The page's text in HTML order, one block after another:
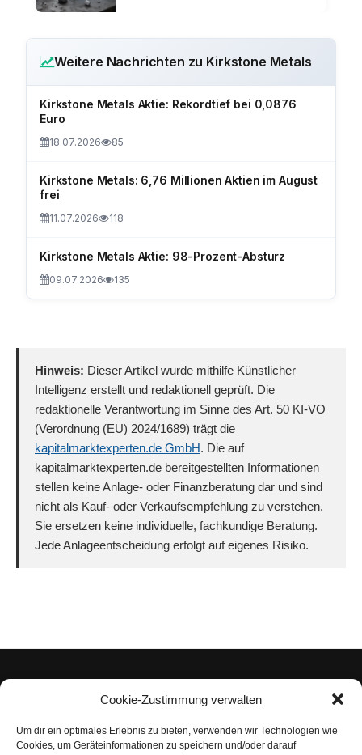
Cookie-Zustimmung verwalten
Um dir ein optimales Erlebnis zu bieten, verwenden wir Technologien wie
Cookies, um Geräteinformationen zu speichern und/oder darauf
Weitere Nachrichten zu Kirkstone Metals
Kirkstone Metals Aktie: Rekordtief bei 0,0876
Euro
18.07.2026 85
Kirkstone Metals: 6,76 Millionen Aktien im August
frei
11.07.2026 118
Kirkstone Metals Aktie: 98-Prozent-Absturz
09.07.2026 135
Hinweis: Dieser Artikel wurde mithilfe Künstlicher
Intelligenz erstellt und redaktionell geprüft. Die
redaktionelle Verantwortung im Sinne des Art. 50 KI-VO
(Verordnung (EU) 2024/1689) trägt die
kapitalmarktexperten.de GmbH. Die auf
kapitalmarktexperten.de bereitgestellten Informationen
stellen keine Anlage- oder Finanzberatung dar und sind
nicht als Kauf- oder Verkaufsempfehlung zu verstehen.
Sie ersetzen keine individuelle, fachkundige Beratung.
Jede Anlageentscheidung erfolgt auf eigenes Risiko.
Impressum